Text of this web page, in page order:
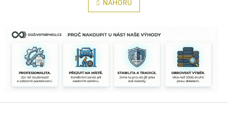
l
á
a
k
n
k
á
NAHORU